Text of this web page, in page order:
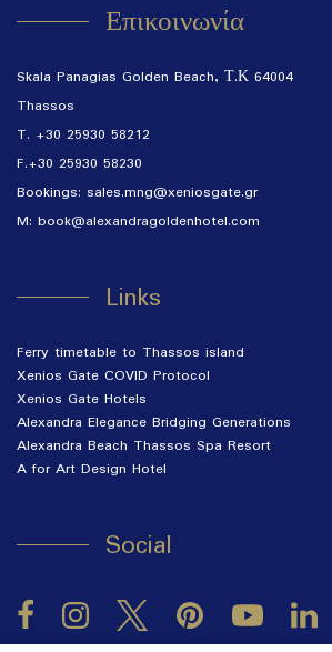
Επικοινωνία
Skala Panagias Golden Beach, Τ.Κ 64004
Thassos
T. +30 25930 58212
F.+30 25930 58230
Bookings: sales.mng@xeniosgate.gr
M: book@alexandragoldenhotel.com
Links
Ferry timetable to Thassos island
Xenios Gate COVID Protocol
Xenios Gate Hotels
Alexandra Elegance Bridging Generations
Alexandra Beach Thassos Spa Resort
A for Art Design Hotel
Social
FacebookInstagramTwitter PinterestYouTube LinkedIn